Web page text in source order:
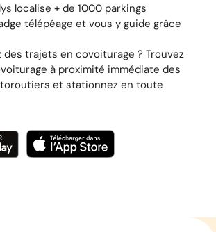
localise + de 1000 parkings
télépéage et vous y guide grâce
trajets en covoiturage ? Trouvez
à proximité immédiate des
et stationnez en toute